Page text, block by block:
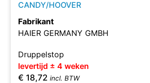
CANDY/HOOVER
Fabrikant
HAIER GERMANY GMBH
Druppelstop
levertijd ± 4 weken
€ 18,72 incl. BTW